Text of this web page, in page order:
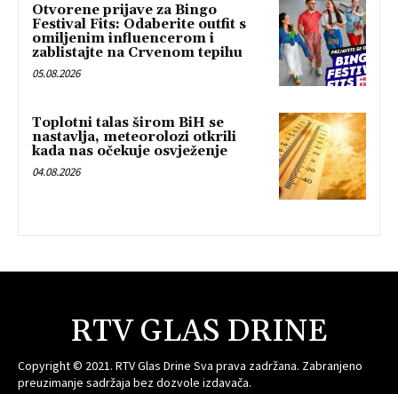
Otvorene prijave za Bingo
Festival Fits: Odaberite outfit s
omiljenim influencerom i
zablistajte na Crvenom tepihu
05.08.2026
Toplotni talas širom BiH se
nastavlja, meteorolozi otkrili
kada nas očekuje osvježenje
04.08.2026
RTV GLAS DRINE
Copyright © 2021. RTV Glas Drine Sva prava zadržana. Zabranjeno
preuzimanje sadržaja bez dozvole izdavača.